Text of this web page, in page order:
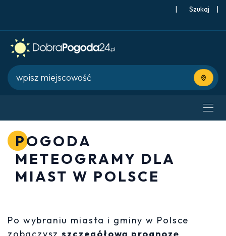
| |
Użyj
POGODA
METEOGRAMY DLA
MIAST W POLSCE
Po wybraniu miasta i gminy w Polsce